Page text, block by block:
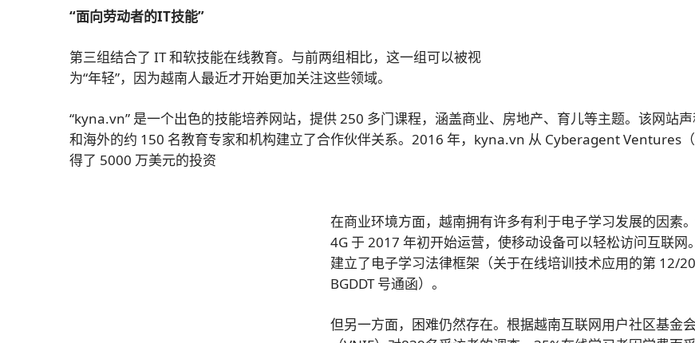
“面向劳动者的IT技能”
第三组结合了 IT 和软技能在线教育。与前两组相比，这一组可以被视
为“年轻”，因为越南人最近才开始更加关注这些领域。
“kyna.vn” 是一个出色的技能培养网站，提供 250 多门课程，涵盖商业、房地产、育儿等主题。该网站
和海外的约 150 名教育专家和机构建立了合作伙伴关系。2016 年，kyna.vn 从 Cyberagent Ventures
得了 5000 万美元的投资
在商业环境方面，越南拥有许多有利于电子学习发展的因素。
4G 于 2017 年初开始运营，使移动设备可以轻松访问互联网
建立了电子学习法律框架（关于在线培训技术应用的第 12/
BGDDT 号通函）。
但另一方面，困难仍然存在。根据越南互联网用户社区基金会